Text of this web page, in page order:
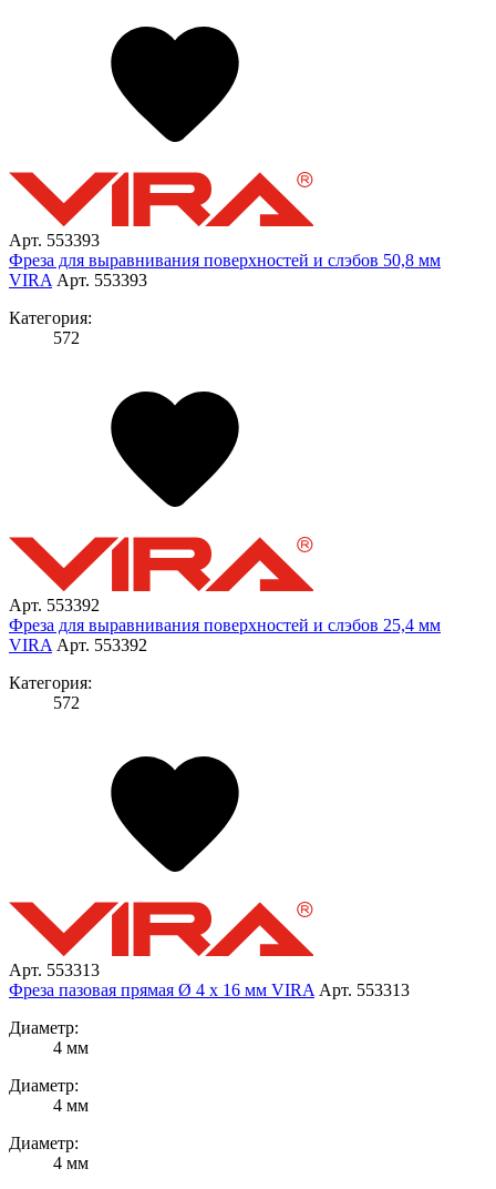
Арт. 553393
Фреза для выравнивания поверхностей и слэбов 50,8 мм
VIRA Арт. 553393
Категория:
572
Арт. 553392
Фреза для выравнивания поверхностей и слэбов 25,4 мм
VIRA Арт. 553392
Категория:
572
Арт. 553313
Фреза пазовая прямая Ø 4 х 16 мм VIRA Арт. 553313
Диаметр:
4 мм
Диаметр:
4 мм
Диаметр:
4 мм